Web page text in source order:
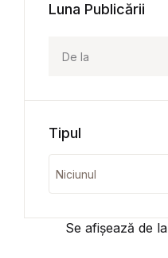
Se afișează de la
Luna Publicării
Tipul